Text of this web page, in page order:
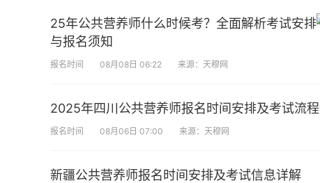
25年公共营养师什么时候考？全面解析考试安排
与报名须知
报名时间 08月08日 06:22 来源：天穆网
2025年四川公共营养师报名时间安排及考试流
报名时间 08月06日 07:00 来源：天穆网
新疆公共营养师报名时间安排及考试信息详解